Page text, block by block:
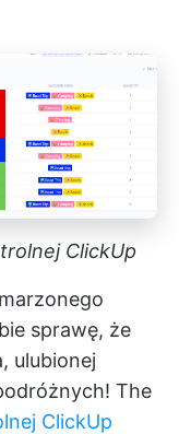
ClickUp
sprawę, że
ulubionej
The
ClickUp